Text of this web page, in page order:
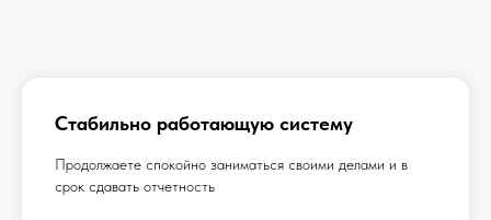
Стабильно работающую систему
Продолжаете спокойно заниматься своими делами и в
срок сдавать отчетность